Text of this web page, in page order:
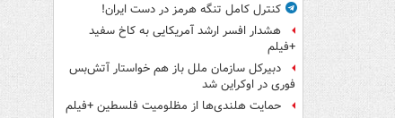
کنترل کامل تنگه هرمز در دست ایران!
هشدار افسر ارشد آمریکایی به کاخ سفید
+فیلم
دبیرکل سازمان ملل باز هم خواستار آتش‌بس
فوری در اوکراین شد
حمایت هلندی‌ها از مظلومیت فلسطین +فیلم